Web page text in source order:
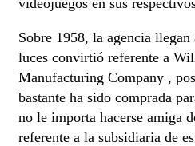
videojuegos en sus
Sobre 1958, la agencia
luces convirtió referente a
Manufacturing Company ,
bastante ha sido comprada
no le importa hacerse amiga
referente a la subsidiaria de